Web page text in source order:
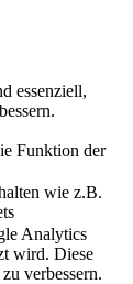
essenziell,
Funktion der
wie z.B.
Analytics
wird. Diese
verbessern.